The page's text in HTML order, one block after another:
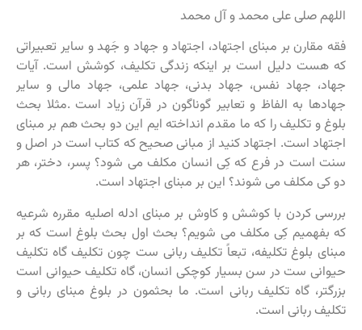
اللهم صلی علی محمد و آل محمد
فقه مقارن بر مبنای اجتهاد، اجتهاد و جهاد و جَهد و سایر تعبیراتی
که هست دلیل است بر اینکه زندگی تکلیف، کوشش است. آیات
جهاد، جهاد نفس، جهاد بدنی، جهاد علمی، جهاد مالی و سایر
جهادها به الفاظ و تعابیر گوناگون در قرآن زیاد است .مثلا بحث
بلوغ و تکلیف را که ما مقدم انداخته ایم این دو بحث هم بر مبنای
اجتهاد است. اجتهاد کنید از مبانی صحیح که کتاب است در اصل و
سنت است در فرع که کِی انسان مکلف می شود؟ پسر، دختر، هر
دو کی مکلف می شوند؟ این بر مبنای اجتهاد است.
بررسی کردن با کوشش و کاوش بر مبنای ادله اصلیه مقرره شرعیه
که بفهمیم کِی مکلف می شویم؟ بحث اول بحث بلوغ است که بر
مبنای بلوغ تکلیفه، تبعاً تکلیف ربانی ست چون تکلیف گاه تکلیف
حیوانی ست در سن بسیار کوچکی انسان، گاه تکلیف حیوانی است
بزرگتر، گاه تکلیف ربانی است. ما بحثمون در بلوغ مبنای ربانی و
تکلیف ربانی است.